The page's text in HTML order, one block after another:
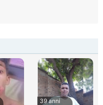
39 anni